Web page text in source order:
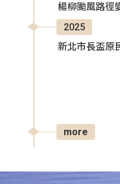
楊柳颱風路徑
2025
新北市長盃原
more